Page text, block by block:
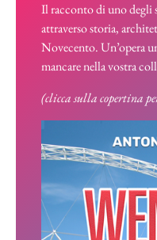
Il racconto di uno degli
attraverso storia,
Novecento. Un’opera
mancare nella vostra
(clicca sulla copertina